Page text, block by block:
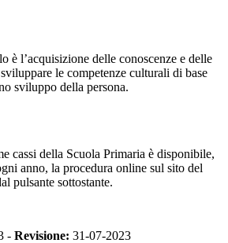
è l’acquisizione delle conoscenze e delle
le competenze culturali di base
sviluppo della persona.
cassi della Scuola Primaria è disponibile,
anno, la procedura online sul sito del
pulsante sottostante.
- Revisione: 31-07-2023